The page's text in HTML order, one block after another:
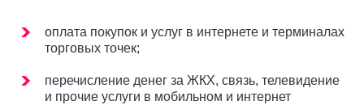
оплата покупок и услуг в интернете и терминалах
торговых точек;
перечисление денег за ЖКХ, связь, телевидение
и прочие услуги в мобильном и интернет